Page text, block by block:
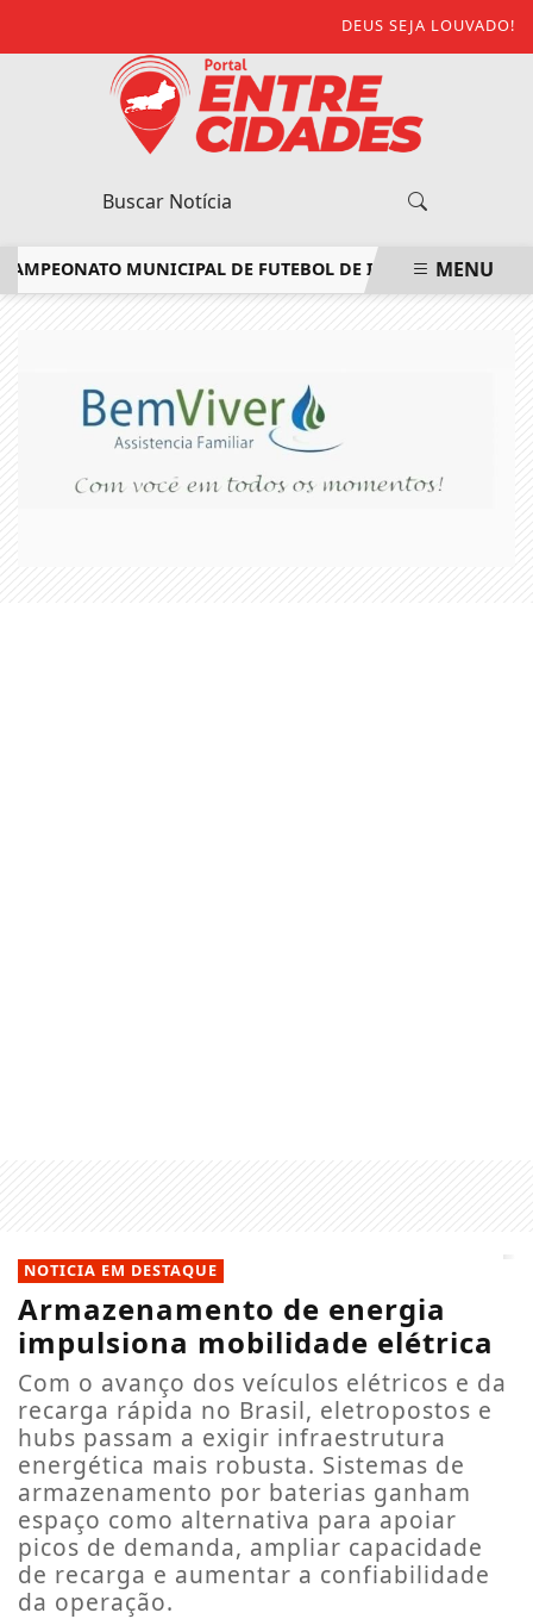
DEUS SEJA LOUVADO!
MUNICIPAL DE FUTEBOL DE ITALVA ESCOLA
MENU
NOTICIA EM DESTAQUE
Armazenamento de energia
impulsiona mobilidade elétrica
Com o avanço dos veículos elétricos e da
recarga rápida no Brasil, eletropostos e
hubs passam a exigir infraestrutura
energética mais robusta. Sistemas de
armazenamento por baterias ganham
espaço como alternativa para apoiar
picos de demanda, ampliar capacidade
de recarga e aumentar a confiabilidade
da operação.